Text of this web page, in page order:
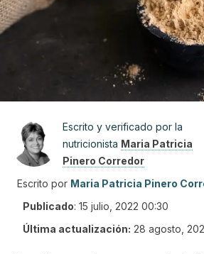
Escrito y verificado por la
nutricionista Maria Patricia
Pinero Corredor
Escrito por Maria Patricia Pinero
Publicado: 15 julio, 2022 00:30
Última actualización: 28 agosto,